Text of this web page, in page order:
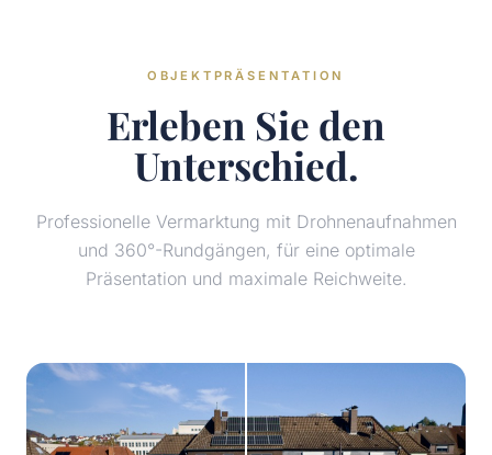
OBJEKTPRÄSENTATION
Erleben Sie den
Unterschied.
Professionelle Vermarktung mit Drohnenaufnahmen
und 360°-Rundgängen, für eine optimale
Präsentation und maximale Reichweite.